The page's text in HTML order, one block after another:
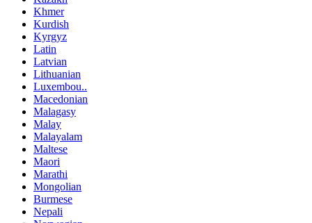
Khmer
Kurdish
Kyrgyz
Latin
Latvian
Lithuanian
Luxembou..
Macedonian
Malagasy
Malay
Malayalam
Maltese
Maori
Marathi
Mongolian
Burmese
Nepali